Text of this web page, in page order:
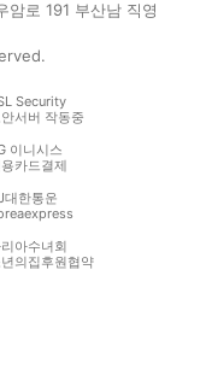
로 191 부산남 직영
Security
안서버 작동중
이니시스
카드결제
대한통운
아수녀회
의집후원협약